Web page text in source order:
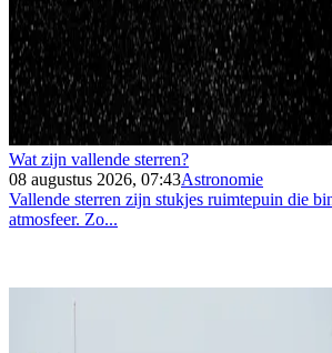
Wat zijn vallende sterren?
08 augustus 2026, 07:43Astronomie
Vallende sterren zijn stukjes ruimtepuin die
atmosfeer. Zo...